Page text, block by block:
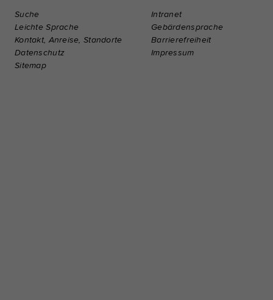
Suche
Intranet
Leichte Sprache
Gebärdensprache
Kontakt, Anreise, Standorte
Barrierefreiheit
Datenschutz
Impressum
Sitemap